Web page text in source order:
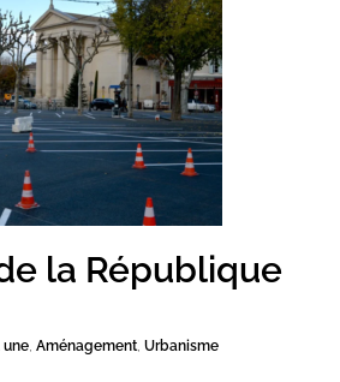
la République
une, Aménagement, Urbanisme